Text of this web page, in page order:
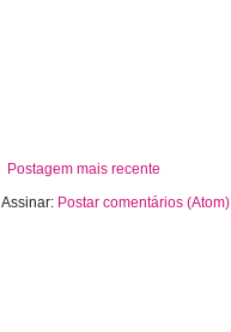
Postagem mais recente
Assinar: Postar comentários (Atom)